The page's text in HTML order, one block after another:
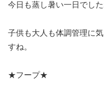
今日も蒸し暑い一日でした
子供も大人も体調管理に
すね。
★フープ★